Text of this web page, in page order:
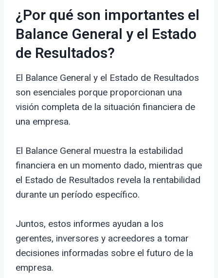
¿Por qué son importantes el
Balance General y el Estado
de Resultados?
El Balance General y el Estado de Resultados
son esenciales porque proporcionan una
visión completa de la situación financiera de
una empresa.
El Balance General muestra la estabilidad
financiera en un momento dado, mientras que
el Estado de Resultados revela la rentabilidad
durante un período específico.
Juntos, estos informes ayudan a los
gerentes, inversores y acreedores a tomar
decisiones informadas sobre el futuro de la
empresa.